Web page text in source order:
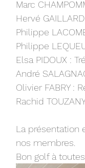
Marc
Hervé
Philippe
Philippe
Elsa PIDOUX :
André
Olivier FABRY :
Rachid
La présentation
nos membres.
Bon golf à